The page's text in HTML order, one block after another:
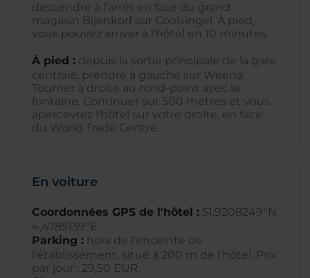
descendre à l’arrêt en face du grand
magasin Bijenkorf sur Coolsingel. À pied,
vous pouvez arriver à l'hôtel en 10 minutes.
À pied : depuis la sortie principale de la gare
centrale, prendre à gauche sur Weena.
Tourner à droite au rond-point avec la
fontaine. Continuer sur 500 mètres et vous
apercevrez l'hôtel sur votre droite, en face
du World Trade Centre.
En voiture
Coordonnées GPS de l'hôtel : 51,9208249°N
4,4785139°E
Parking : hors de l'enceinte de
l'établissement, situé à 200 m de l'hôtel. Prix
par jour : 29,50 EUR.